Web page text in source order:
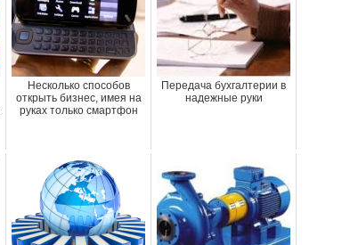
Несколько способов
открыть бизнес, имея на
руках только смартфон
Передача бухгалтерии в
надежные руки